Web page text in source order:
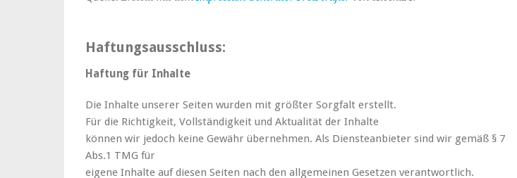
Haftungsausschluss:
Haftung für Inhalte
Die Inhalte unserer Seiten wurden mit größter Sorgfalt erstellt.
Für die Richtigkeit, Vollständigkeit und Aktualität der Inhalte
können wir jedoch keine Gewähr übernehmen. Als Diensteanbieter sind wir gemäß § 7
Abs.1 TMG für
eigene Inhalte auf diesen Seiten nach den allgemeinen Gesetzen verantwortlich.